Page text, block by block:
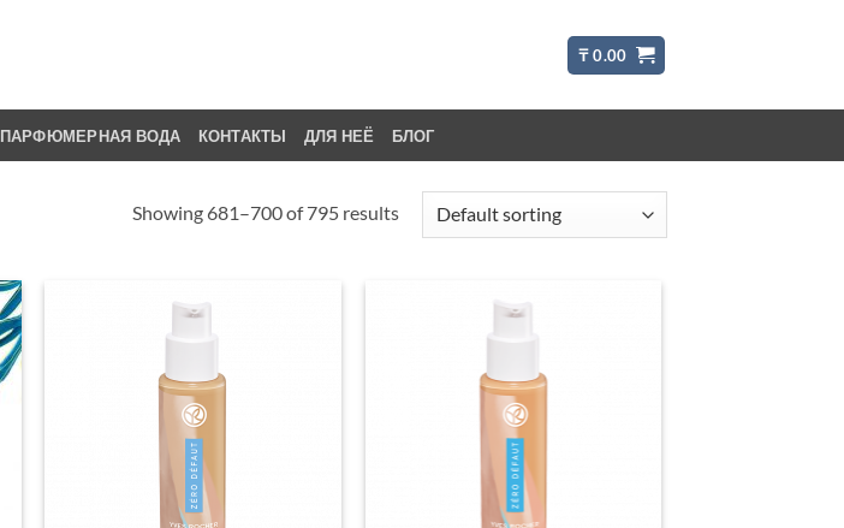
₸0.00
ПАРФЮМЕРНАЯ ВОДА КОНТАКТЫ ДЛЯ НЕЁ БЛОГ
Showing 681–700 of 795 results